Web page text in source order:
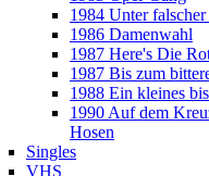
1984 Unter
1986 Damenwahl
1987 Here's Die
1987 Bis zum
1988 Ein kleines
1990 Auf dem
Hosen
Singles
VHS